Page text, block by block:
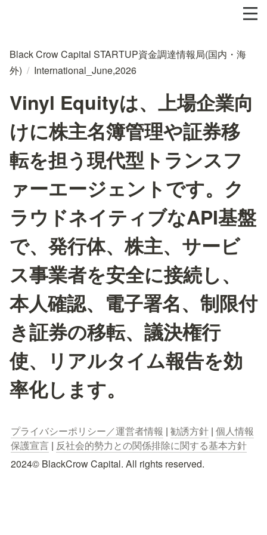
Black Crow Capital STARTUP資金調達情報局(国内・海
外) / International_June,2026
Vinyl Equityは、上場企業向
けに株主名簿管理や証券移
転を担う現代型トランスフ
ァーエージェントです。ク
ラウドネイティブなAPI基盤
で、発行体、株主、サービ
ス事業者を安全に接続し、
本人確認、電子署名、制限付
き証券の移転、議決権行
使、リアルタイム報告を効
率化します。
プライバシーポリシー／運営者情報 | 勧誘方針 | 個人情報
保護宣言 | 反社会的勢力との関係排除に関する基本方針
2024© BlackCrow Capital. All rights reserved.